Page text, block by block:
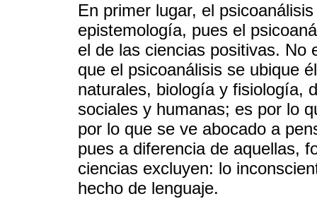
En primer lugar, el
epistemología, pues el
el de las ciencias positivas. No
que el psicoanálisis se ubique
naturales, biología y fisiología,
sociales y humanas; es por lo
por lo que se ve abocado a
pues a diferencia de aquellas,
ciencias excluyen: lo
hecho de lenguaje.